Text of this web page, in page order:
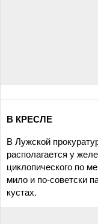
В КРЕСЛЕ
В Лужской
располагается у
циклопического по
мило и по-советски
кустах.